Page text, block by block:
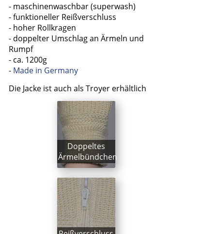
- maschinenwaschbar (superwash)
- funktioneller Reißverschluss
- hoher Rollkragen
- doppelter Umschlag an Ärmeln und
Rumpf
- ca. 1200g
- Made in Germany
Die Jacke ist auch als Troyer erhältlich
Doppeltes
Ärmelbündchen